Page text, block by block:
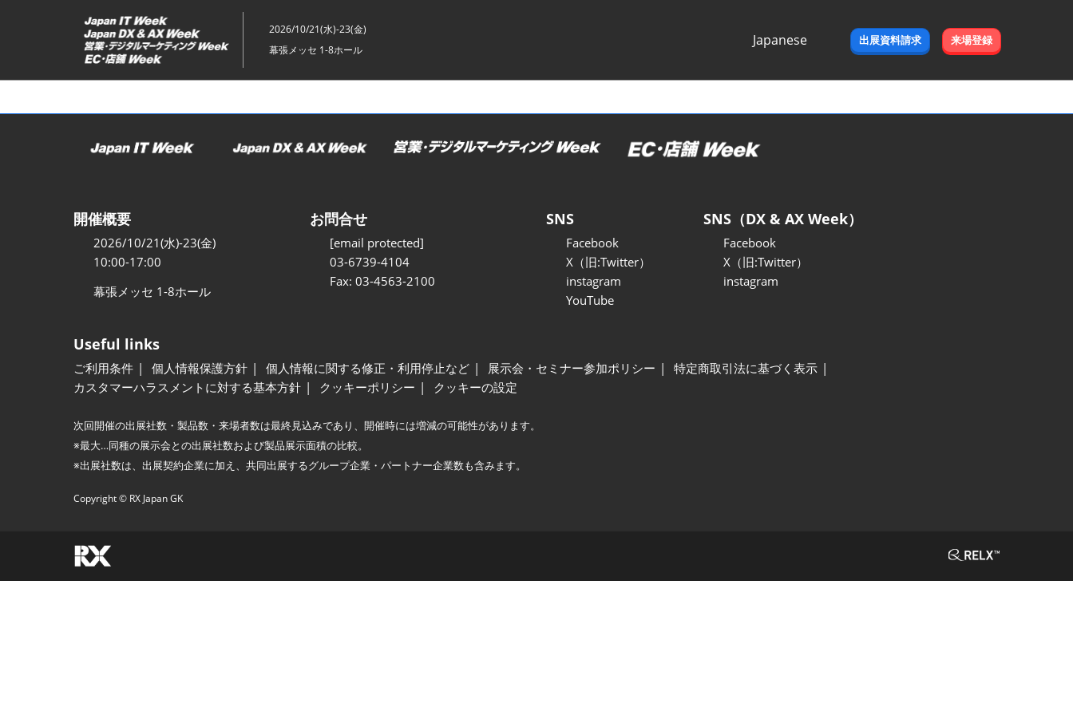
ッ
2026/10/21(水)-23(金)
幕張メッセ 1-8ホール
Japanese
出展資料請求 来場登録
開催概要
2026/10/21(水)-23(金)
10:00-17:00
幕張メッセ 1-8ホール
お問合せ
[email protected]
03-6739-4104
Fax: 03-4563-2100
SNS
Facebook
X（旧:Twitter）
instagram
YouTube
SNS（DX & AX Week）
Facebook
X（旧:Twitter）
instagram
Useful links
ご利用条件 個人情報保護方針 個人情報に関する修正・利用停止など 展示会・セミナー参加ポリシー
特定商取引法に基づく表示
カスタマーハラスメントに対する基本方針
クッキーポリシー クッキーの設定
次回開催の出展社数・製品数・来場者数は最終見込みであり、開催時には増減の可能性があります。
※最大…同種の展示会との出展社数および製品展示面積の比較。
※出展社数は、出展契約企業に加え、共同出展するグループ企業・パートナー企業数も含みます。
Copyright © RX Japan GK